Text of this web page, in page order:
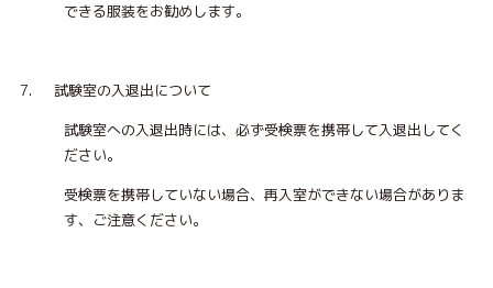
できる服装をお勧めします。
7. 試験室の入退出について
試験室への入退出時には、必ず受検票を携帯して入退出してく
ださい。
受検票を携帯していない場合、再入室ができない場合がありま
す、ご注意ください。